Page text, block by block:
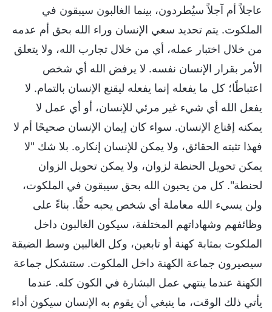
عاجلاً أم آجلاً سيُطردون، بينما الغالبون سيبقون في
الملكوت. يتم تحديد سعي الإنسان وراء الله بحق أم عدمه
من خلال اختبار عمله، أي من خلال تجارب الله، ولا يتعلق
الأمر بقرار الإنسان نفسه. لا يرفض الله أي شخص
اعتباطًا؛ كل ما يفعله إنما يفعله ليقنع الإنسان بالتمام. لا
يفعل الله أي شيء غير مرئي للإنسان، أو أي عمل لا
يمكنه إقناع الإنسان. سواء كان إيمان الإنسان صحيحًا أم لا
فهذا تثبته الحقائق، ولا يمكن للإنسان إنكاره. بلا شك "لا
يمكن تحويل الحنطة لزوان، ولا يمكن تحويل الزوان
لحنطة". كل من يحبون الله بحق سيبقون في الملكوت،
ولن يسيء الله معاملة أي شخص يحبه حقًّا. بناءً على
وظائفهم وشهاداتهم المختلفة، سيكون الغالبون داخل
الملكوت بمثابة كهنة أو تابعين، وكل الغالبين وسط الضيقة
سيصيرون جماعة الكهنة داخل الملكوت. ستتشكل جماعة
الكهنة عندما ينتهي عمل البشارة في الكون كله. عندما
يأتي ذلك الوقت، ما ينبغي أن يقوم به الإنسان سيكون أداء